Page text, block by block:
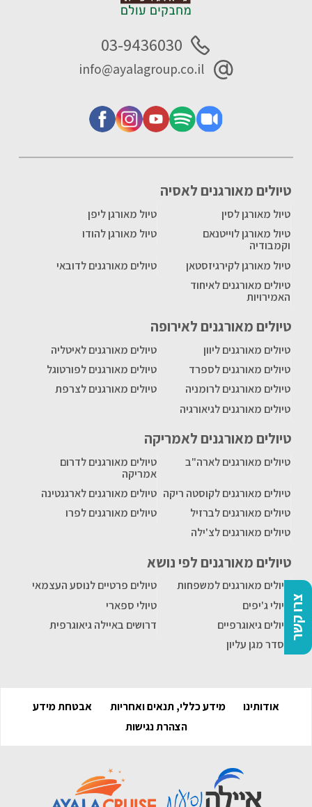
צרו קשר
טיולים מאורגנים לאסיה
טיול מאורגן לסין
טיול מאורגן ליפן
טיול מאורגן לוייטנאם
וקמבודיה
טיול מאורגן להודו
טיול מאורגן לקירגיזסטאן
טיולים מאורגנים לדובאי
טיולים מאורגנים לאיחוד
האמירויות
טיולים מאורגנים לאירופה
טיולים מאורגנים ליוון
טיולים מאורגנים לאיטליה
טיולים מאורגנים לספרד
טיולים מאורגנים לפורטוגל
טיולים מאורגנים לרומניה
טיולים מאורגנים לצרפת
טיולים מאורגנים לגיאורגיה
טיולים מאורגנים לאמריקה
טיולים מאורגנים לארה"ב
טיולים מאורגנים לדרום
אמריקה
טיולים מאורגנים לקוסטה ריקה טיולים מאורגנים לארגנטינה
טיולים מאורגנים לברזיל
טיולים מאורגנים לפרו
טיולים מאורגנים לצ'ילה
טיולים מאורגנים לפי נושא
טיולים מאורגנים למשפחות
טיולים פרטיים לנוסע העצמאי
טיולי ג'יפים
טיולי ספארי
טיולים גיאוגרפיים
דרושים באיילה גיאוגרפית
הסדר מגן עליון
03-9436030
info@ayalagroup.co.il
אודותינו מידע כללי, תנאים ואחריות
אבטחת מידע
הצהרת נגישות